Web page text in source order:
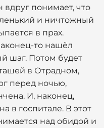
вдруг понимает, что
и ничтожный
в прах.
то нашёл
шаг. Потом будет
в Отрадном,
перед ночью,
И, наконец,
в госпитале. В этот
над обидой и